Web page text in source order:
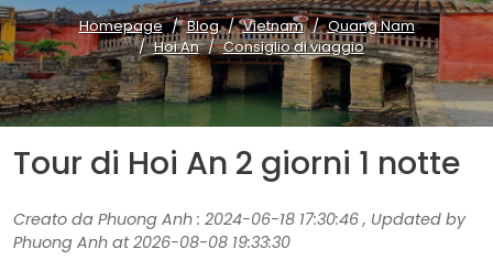
Homepage Blog Vietnam
Quang Nam
Hoi An
Consiglio di viaggio
Tour di Hoi An 2 giorni 1 notte
Creato da Phuong Anh : 2024-06-18 17:30:46 , Updated by
Phuong Anh at 2026-08-08 19:33:30